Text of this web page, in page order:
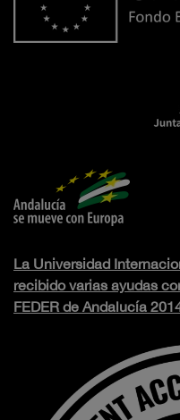
La Universidad
recibido varias ayudas
FEDER de Andalucía